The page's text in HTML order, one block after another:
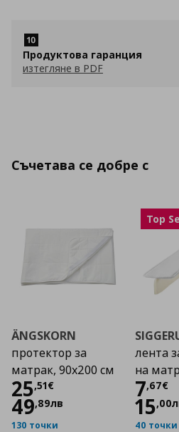
Продуктова гаранция
изтегляне в PDF
Съчетава се добре с
ÄNGSKORN
протектор за
матрак, 90x200 см
25,51€
Цена
49,89лв
130 точки
Top
лента
на
7,67€
Цена
15,00
40 точки